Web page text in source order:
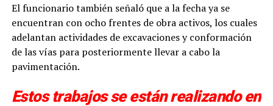
El funcionario también señaló que a la fecha ya se
encuentran con ocho frentes de obra activos, los cuales
adelantan actividades de excavaciones y conformación
de las vías para posteriormente llevar a cabo la
pavimentación.
Estos trabajos se están realizando en